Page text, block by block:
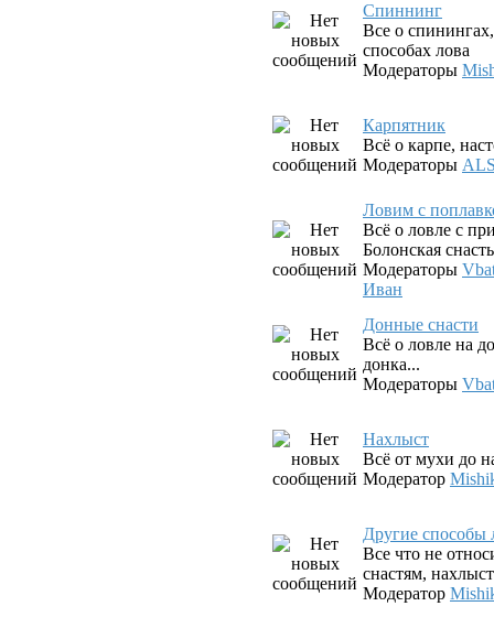
Спиннинг
Все о
способах лова
Модераторы
Карпятник
Всё о карпе,
Модераторы
Ловим с
Всё о ловле с
Болонская
Модераторы
Иван
Донные снасти
Всё о ловле на
донка...
Модераторы
Нахлыст
Всё от мухи до
Модератор
Другие способы
Все что не
снастям,
Модератор